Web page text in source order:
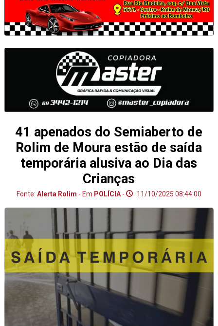
41 apenados do Semiaberto de
Rolim de Moura estão de saída
temporária alusiva ao Dia das
Crianças
Fonte: Alerta Rolim - Em POLÍCIA- 11/10/2025 08:44:00